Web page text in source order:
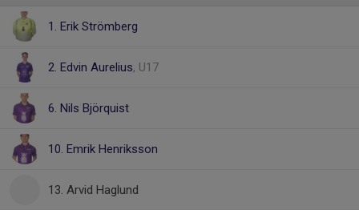
1. Erik Strömberg
2. Edvin Aurelius, U17
6. Nils Björquist
10. Emrik Henriksson
13. Arvid Haglund